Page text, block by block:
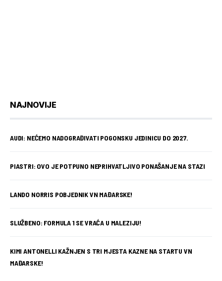
NAJNOVIJE
AUDI: NEĆEMO NADOGRAĐIVATI POGONSKU JEDINICU DO 2027.
PIASTRI: OVO JE POTPUNO NEPRIHVATLJIVO PONAŠANJE NA STAZI
LANDO NORRIS POBJEDNIK VN MAĐARSKE!
SLUŽBENO: FORMULA 1 SE VRAĆA U MALEZIJU!
KIMI ANTONELLI KAŽNJEN S TRI MJESTA KAZNE NA STARTU VN
MAĐARSKE!